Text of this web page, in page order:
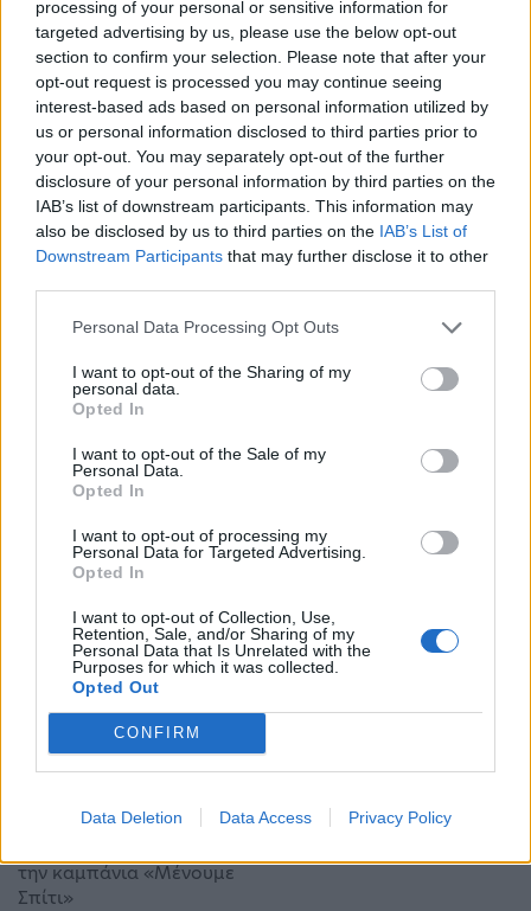
processing of your personal or sensitive information for
targeted advertising by us, please use the below opt-out
section to confirm your selection. Please note that after your
opt-out request is processed you may continue seeing
interest-based ads based on personal information utilized by
us or personal information disclosed to third parties prior to
your opt-out. You may separately opt-out of the further
disclosure of your personal information by third parties on the
IAB’s list of downstream participants. This information may
also be disclosed by us to third parties on the IAB’s List of
Downstream Participants that may further disclose it to other
Personal Data Processing Opt Outs
I want to opt-out of the Sharing of my
personal data.
Opted In
I want to opt-out of the Sale of my
Personal Data.
Opted In
I want to opt-out of processing my
Personal Data for Targeted Advertising.
Opted In
I want to opt-out of Collection, Use,
Retention, Sale, and/or Sharing of my
Personal Data that Is Unrelated with the
Purposes for which it was collected.
Opted Out
CONFIRM
Data Deletion Data Access Privacy Policy
Ο Αλ. Χαρίτσης χαρακτήρισε ως «εικόνες
ντροπής» τα όσα εξελίχθηκαν εχθές στον
«Ευαγγελισμό», με την κυβέρνηση «να στέλνει την
αστυνομία για να αντιμετωπίσει γιατρούς και
νοσηλευτές που διαμαρτύρονταν για τις
συνθήκες στα νοσοκομεία και τις ελλείψεις σε
μέσα ατομικής προστασίας».
την εργασία, τα μέτρα όμως που λαμβάνει η
αντιμετωπίζουν την κρίση. Για αυτό και
λαό» κατέληξε.
Κορωνοϊός ΣΥΡΙΖΑ Χαρίτσης
ΠΡΟΗΓΟΎΜΕΝΟ ΆΡΘΡΟ
«Επίθεση» Κούλογλου σε
jenny.gr είναι ανάμεσα σε
την καμπάνια «Μένουμε
Σπίτι»
Μηταράκης: Σε 28
κρούσματα κορωνοϊού